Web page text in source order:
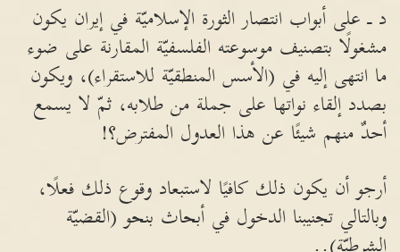
د ـ على أبواب انتصار الثورة الإسلاميّة في إيران يكون
مشغولًا بتصنيف موسوعته الفلسفيّة المقارنة على ضوء
ما انتهى إليه في (الأسس المنطقيّة للاستقراء)، ويكون
بصدد إلقاء نواتها على جملة من طلابه، ثمّ لا يسمع
أحدٌ منهم شيئًا عن هذا العدول المفترض؟!
أرجو أن يكون ذلك كافيًا لاستبعاد وقوع ذلك فعلًا،
وبالتالي تجنيبنا الدخول في أبحاث بنحو (القضيّة